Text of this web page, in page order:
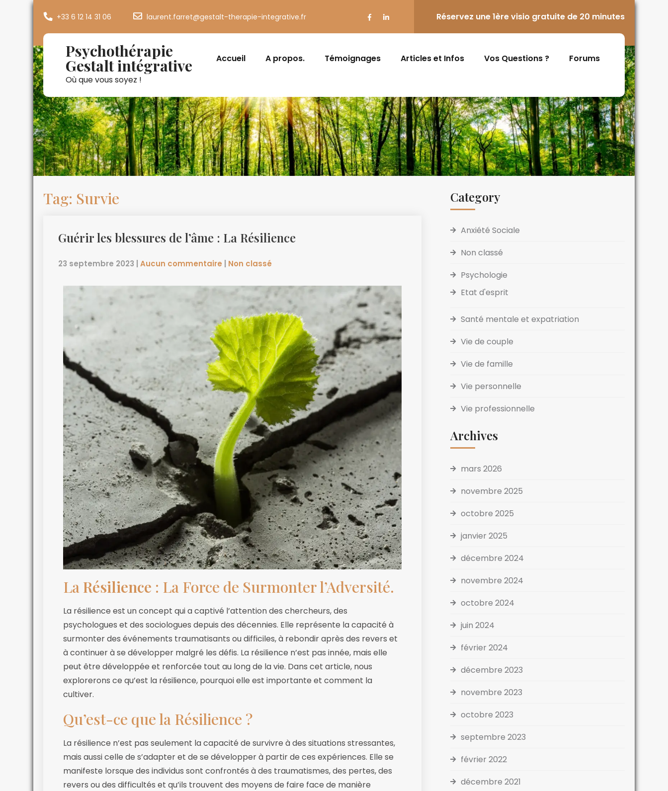
+33 6 12 14 31 06 laurent.farret@gestalt-therapie-integrative.fr Réservez une 1ère visio gratuite de 20 minutes
Psychothérapie
Gestalt intégrative
Où que vous soyez !
Accueil A propos. Témoignages Articles et Infos Vos Questions ? Forums
Tag: Survie
Guérir les blessures de l’âme : La Résilience
23 septembre 2023 Aucun commentaire Non classé
LaRésilience : La Force de Surmonter l’Adversité.
La résilience est un concept qui a captivé l’attention des chercheurs, des
psychologues et des sociologues depuis des décennies. Elle représente la capacité à
surmonter des événements traumatisants ou difficiles, à rebondir après des revers et
à continuer à se développer malgré les défis. La résilience n’est pas innée, mais elle
peut être développée et renforcée tout au long de la vie. Dans cet article, nous
explorerons ce qu’est la résilience, pourquoi elle est importante et comment la
cultiver.
Qu’est-ce que la Résilience ?
La résilience n’est pas seulement la capacité de survivre à des situations stressantes,
mais aussi celle de s’adapter et de se développer à partir de ces expériences. Elle se
manifeste lorsque des individus sont confrontés à des traumatismes, des pertes, des
revers ou des difficultés et qu’ils trouvent des moyens de faire face de manière
Category
Anxiété Sociale
Non classé
Psychologie
Etat d'esprit
Santé mentale et expatriation
Vie de couple
Vie de famille
Vie personnelle
Vie professionnelle
Archives
mars 2026
novembre 2025
octobre 2025
janvier 2025
décembre 2024
novembre 2024
octobre 2024
juin 2024
février 2024
décembre 2023
novembre 2023
octobre 2023
septembre 2023
février 2022
décembre 2021